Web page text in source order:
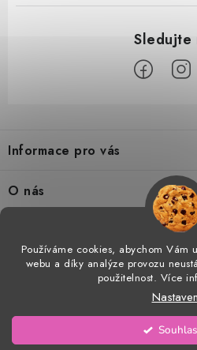
Používáme cookies, abychom Vám
webu a díky analýze provozu
použitelnost. Více
p
a
t
Informace pro vás
Tabulka velikostí
Obchodní podmínky
Podmínky ochrany osobních údajů
O nás
Proč AMÁLKA?
Blog
Facebook
Vytvořil
Copyright 2026AMÁLKA. Všechna práva